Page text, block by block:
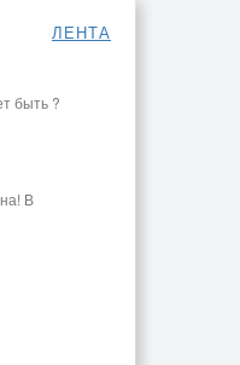
ЛЕНТА
быть ?
В